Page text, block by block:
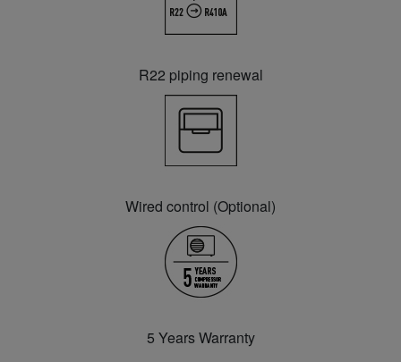
R22 piping renewal
Wired control (Optional)
5 Years Warranty